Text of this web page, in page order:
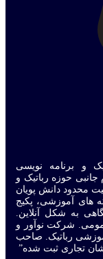
و برنامه نویسی
حوزه رباتیک و
محدود دانش پویان
های آموزشی، پکیج
به شکل آنلاین.
شرکت نوآور و
رباتیک. صاحب